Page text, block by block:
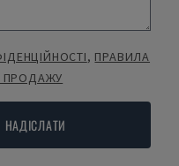
, ПРАВИЛА
ПРОДАЖУ
НАДІСЛАТИ